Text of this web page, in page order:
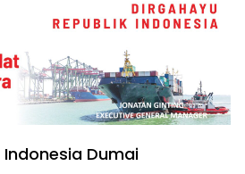
Indonesia Dumai